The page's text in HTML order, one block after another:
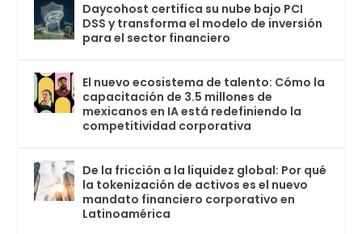
Daycohost certifica su nube bajo PCI
DSS y transforma el modelo de inversión
para el sector financiero
El nuevo ecosistema de talento: Cómo la
capacitación de 3.5 millones de
mexicanos en IA está redefiniendo la
competitividad corporativa
De la fricción a la liquidez global: Por qué
la tokenización de activos es el nuevo
mandato financiero corporativo en
Latinoamérica